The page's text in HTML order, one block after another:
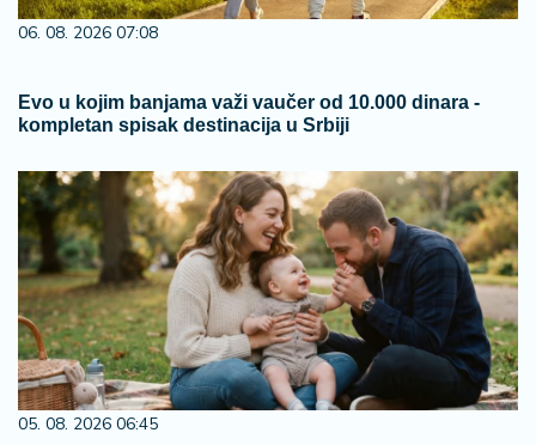
06. 08. 2026 07:08
Evo u kojim banjama važi vaučer od 10.000 dinara -
kompletan spisak destinacija u Srbiji
05. 08. 2026 06:45